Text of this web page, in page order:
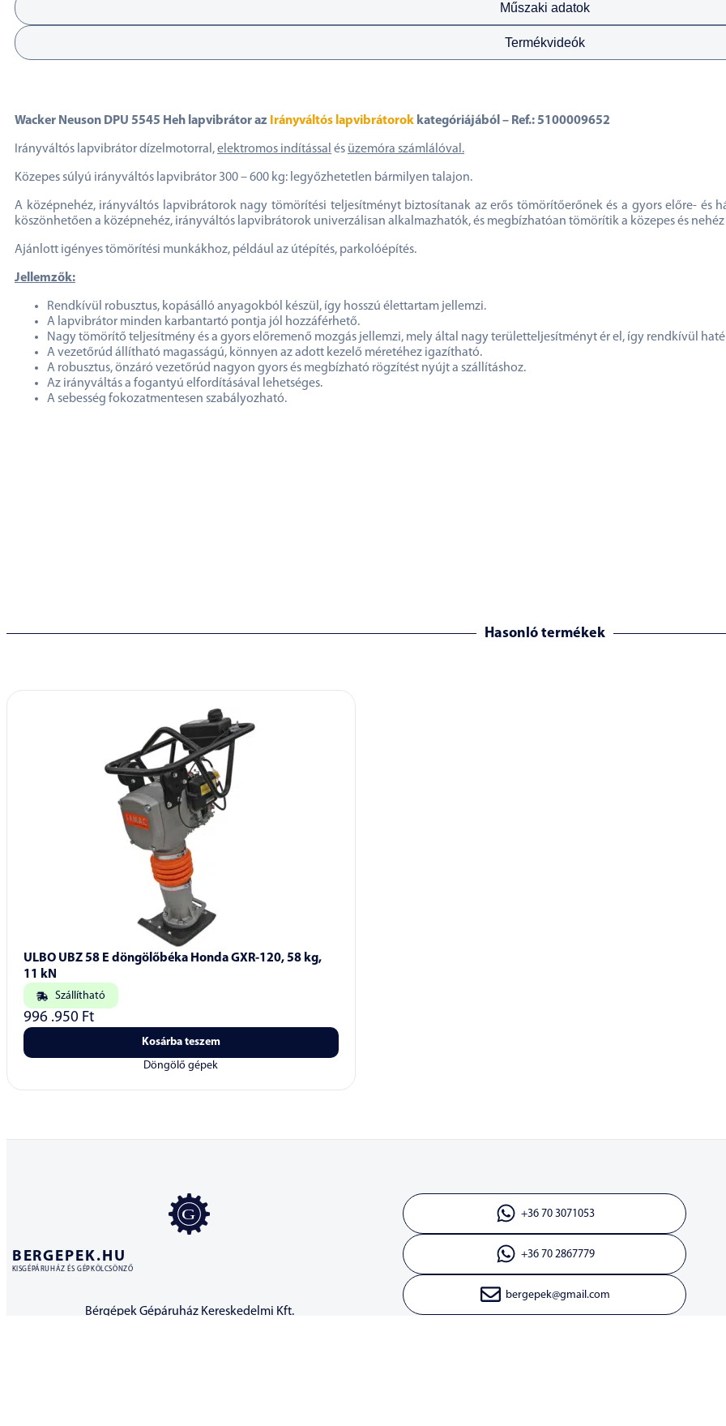
Műszaki adatok
Termékvideók
Wacker Neuson DPU 5545 Heh lapvibrátor az Irányváltós lapvibrátorok kategóriájából – Ref.: 5100009652
Irányváltós lapvibrátor dízelmotorral,elektromos indítással és üzemóra számlálóval.
Közepes súlyú irányváltós lapvibrátor 300 – 600 kg: legyőzhetetlen bármilyen talajon.
A középnehéz, irányváltós lapvibrátorok nagy tömörítési teljesítményt biztosítanak az erős tömörítőerőnek és a gyors előre- és
köszönhetően a középnehéz, irányváltós lapvibrátorok univerzálisan alkalmazhatók, és megbízhatóan tömörítik a közepes és
Ajánlott igényes tömörítési munkákhoz, például az útépítés, parkolóépítés.
Jellemzők:
Rendkívül robusztus, kopásálló anyagokból készül, így hosszú élettartam jellemzi.
A lapvibrátor minden karbantartó pontja jól hozzáférhető.
Nagy tömörítő teljesítmény és a gyors előremenő mozgás jellemzi, mely által nagy területteljesítményt ér el, így rendkívül
A vezetőrúd állítható magasságú, könnyen az adott kezelő méretéhez igazítható.
A robusztus, önzáró vezetőrúd nagyon gyors és megbízható rögzítést nyújt a szállításhoz.
Az irányváltás a fogantyú elfordításával lehetséges.
A sebesség fokozatmentesen szabályozható.
Hasonló termékek
ULBO UBZ 58 E döngölőbéka Honda GXR-120, 58 kg,
11 kN
Szállítható
996 .950 Ft
Kosárba teszem
Döngölő gépek
BERGEPEK.HU
KISGÉPÁRUHÁZ ÉS GÉPKÖLCSÖNZŐ
Bérgépek Gépáruház Kereskedelmi Kft.
+36 70 3071053
+36 70 2867779
bergepek@gmail.com